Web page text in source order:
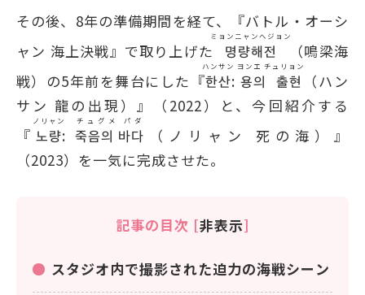
その後、8年の準備期間を経て、『バトル・オーシ
ャン 海上決戦』で取り上げた
명량해전
ミョンニャンへジョン
（鳴梁海
戦）の5年前を舞台にした『한산
ハンサン
: 용의 출현
ヨンエ チュリョン
（ハン
サン 龍の出現）』（2022）と、今回紹介する
『 노량
ノリャン
: 죽음의 바다
チュグメ パダ
（ノリャン 死の海）』
（2023）を一気に完成させた。
記事の目次 [非表示]
スタジオ内で撮影された迫力の海戦シーン